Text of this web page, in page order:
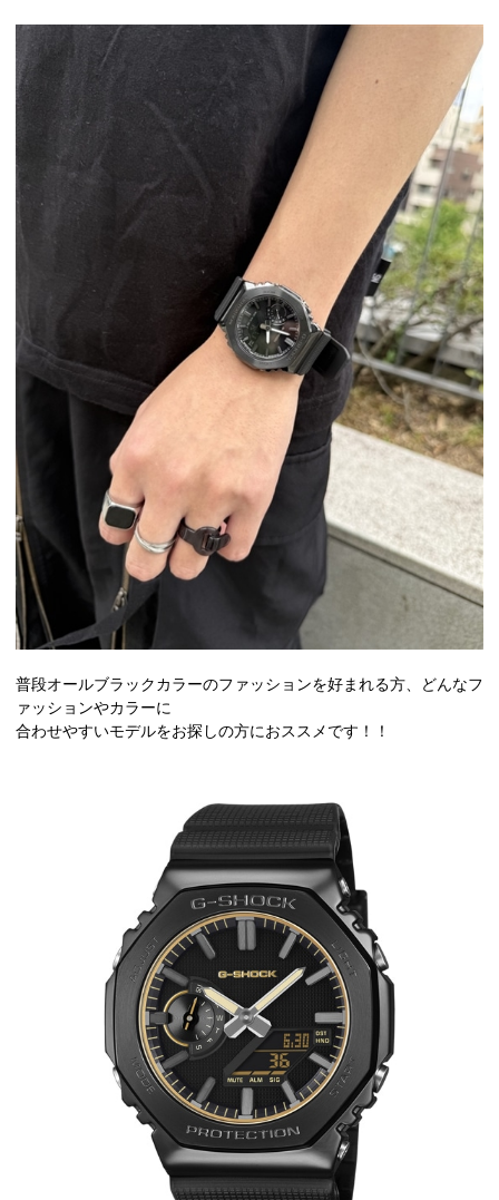
普段オールブラックカラーのファッションを好まれる方、どんなフ
ァッションやカラーに
合わせやすいモデルをお探しの方におススメです！！